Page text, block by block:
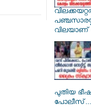
വിലയാണ്
പുതിയ
പോലീസ്...